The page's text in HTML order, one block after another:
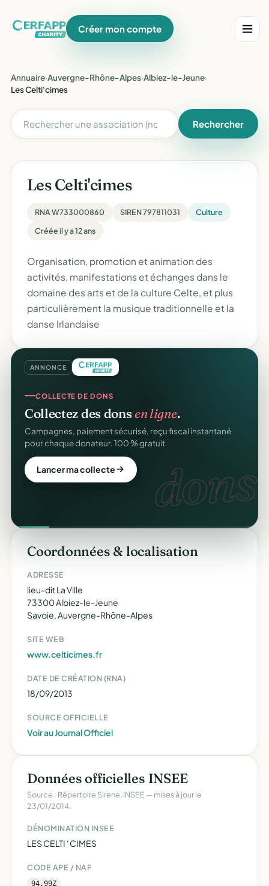
Créer mon compte
Annuaire›Auvergne-Rhône-Alpes›Albiez-le-Jeune›
Les Celti'cimes
Rechercher
Les Celti'cimes
RNA W733000860 SIREN 797811031
Culture
Créée il y a 12 ans
Organisation, promotion et animation des
activités, manifestations et échanges dans le
domaine des arts et de la culture Celte, et plus
particulièrement la musique traditionnelle et la
danse Irlandaise
ANNONCE
dons.
COLLECTE DE DONS
Collectez des donsen ligne.
Campagnes, paiement sécurisé, reçu fiscal instantané
pour chaque donateur. 100 % gratuit.
Lancer ma collecte
Coordonnées & localisation
ADRESSE
lieu-dit La Ville
73300 Albiez-le-Jeune
Savoie, Auvergne-Rhône-Alpes
SITE WEB
www.celticimes.fr
DATE DE CRÉATION (RNA)
18/09/2013
SOURCE OFFICIELLE
Voir au Journal Officiel
Données officielles INSEE
Source : Répertoire Sirene, INSEE — mises à jour le
23/01/2014.
DÉNOMINATION INSEE
LES CELTI ' CIMES
CODE APE / NAF
94.99Z